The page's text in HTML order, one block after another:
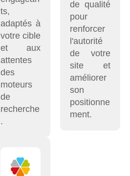
ts,
adaptés à
votre cible
et aux
attentes
des
moteurs
de
recherche
.
de qualité
pour
renforcer
l'autorité
de votre
site et
améliorer
son
positionne
ment.